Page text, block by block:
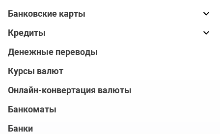
Банковские карты
Кредиты
Денежные переводы
Курсы валют
Онлайн-конвертация валюты
Банкоматы
Банки